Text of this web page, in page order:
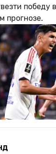
победу
прогнозе.